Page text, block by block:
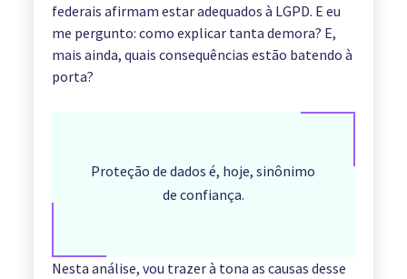
federais afirmam estar adequados à LGPD. E eu
me pergunto: como explicar tanta demora? E,
mais ainda, quais consequências estão batendo à
porta?
Proteção de dados é, hoje, sinônimo
de confiança.
Nesta análise, vou trazer à tona as causas desse